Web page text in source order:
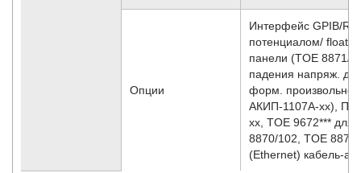
Опции
Интерфейс GPIB/
потенциалом/
панели (TOE 8871/
падения напряж. до
форм.
АКИП-1107A-хх), ПО
хх, TOE 9672*** для
8870/102, TOE
(Ethernet) кабель-